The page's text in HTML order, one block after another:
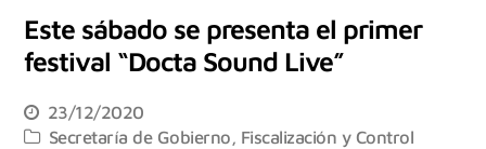
Este sábado se presenta el primer
festival “Docta Sound Live”
23/12/2020
Secretaría de Gobierno, Fiscalización y Control